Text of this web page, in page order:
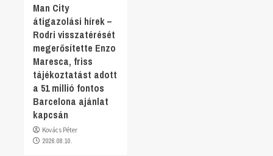
Man City
átigazolási hírek –
Rodri visszatérését
megerősítette Enzo
Maresca, friss
tájékoztatást adott
a 51 millió fontos
Barcelona ajánlat
kapcsán
Kovács Péter
2026.08.10.